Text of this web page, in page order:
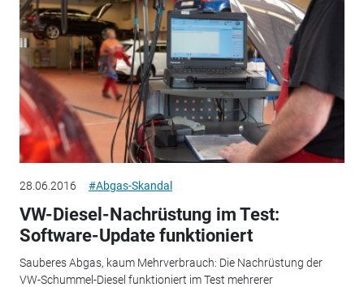
28.06.2016 #Abgas-Skandal
VW-Diesel-Nachrüstung im Test:
Software-Update funktioniert
Sauberes Abgas, kaum Mehrverbrauch: Die Nachrüstung der
VW-Schummel-Diesel funktioniert im Test mehrerer